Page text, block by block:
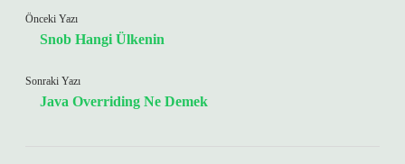
Önceki Yazı
Snob Hangi Ülkenin
Sonraki Yazı
Java Overriding Ne Demek